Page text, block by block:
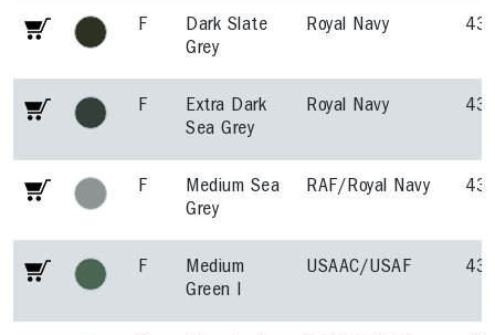
F
Dark Slate
Grey
Royal Navy
F
Extra Dark
Sea Grey
Royal Navy
F
Medium Sea
Grey
RAF/Royal Navy
F
Medium
Green I
USAAC/USAF